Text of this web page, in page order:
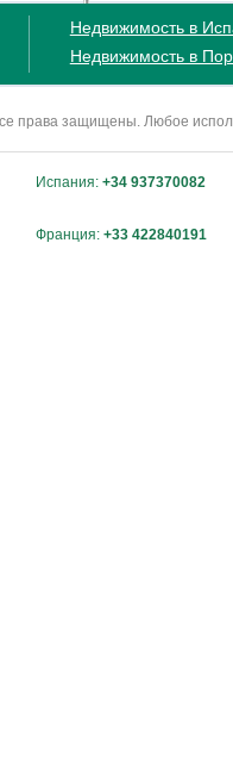
Недвижимость в
Недвижимость в
права защищены. Любое
Испания: +34 937370082
Франция: +33 422840191